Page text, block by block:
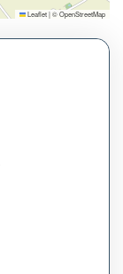
Leaflet|©OpenStreetMap